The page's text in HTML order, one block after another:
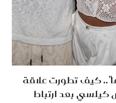
كيف تطورت علاقة
كيلسي بعد ارتباط